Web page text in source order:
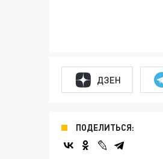
ДЗЕН
ПОДЕЛИТЬСЯ: